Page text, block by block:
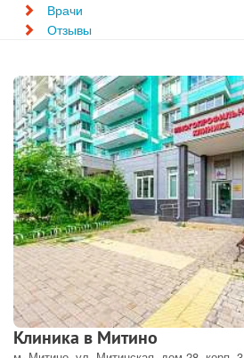
Врачи
Отзывы
Клиника в Митино